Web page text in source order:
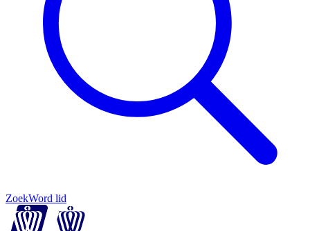
ZoekWord lid